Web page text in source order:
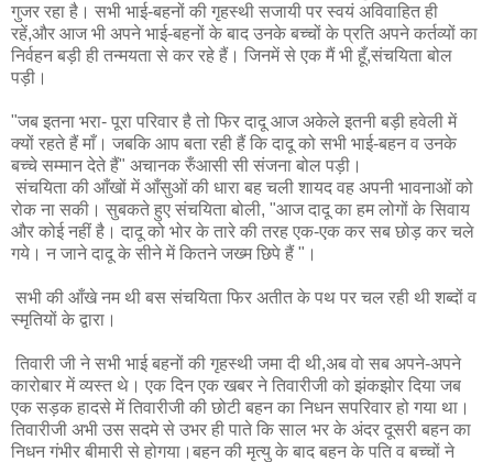
गुजर रहा है। सभी भाई-बहनों की गृहस्थी सजायी पर स्वयं अविवाहित ही
रहें,और आज भी अपने भाई-बहनों के बाद उनके बच्चों के प्रति अपने कर्तव्यों का
निर्वहन बड़ी ही तन्मयता से कर रहे हैं। जिनमें से एक मैं भी हूँ,संचयिता बोल
पड़ी।
"जब इतना भरा- पूरा परिवार है तो फिर दादू आज अकेले इतनी बड़ी हवेली में
क्यों रहते हैं माँ। जबकि आप बता रही हैं कि दादू को सभी भाई-बहन व उनके
बच्चे सम्मान देते हैं" अचानक रुँआसी सी संजना बोल पड़ी।
संचयिता की आँखों में आँसुओं की धारा बह चली शायद वह अपनी भावनाओं को
रोक ना सकी। सुबकते हुए संचयिता बोली, "आज दादू का हम लोगों के सिवाय
और कोई नहीं है। दादू को भोर के तारे की तरह एक-एक कर सब छोड़ कर चले
गये। न जाने दादू के सीने में कितने जख्म छिपे हैं "।
सभी की आँखे नम थी बस संचयिता फिर अतीत के पथ पर चल रही थी शब्दों व
स्मृतियों के द्वारा।
तिवारी जी ने सभी भाई बहनों की गृहस्थी जमा दी थी,अब वो सब अपने-अपने
कारोबार में व्यस्त थे। एक दिन एक खबर ने तिवारीजी को झंकझोर दिया जब
एक सड़क हादसे में तिवारीजी की छोटी बहन का निधन सपरिवार हो गया था।
तिवारीजी अभी उस सदमे से उभर ही पाते कि साल भर के अंदर दूसरी बहन का
निधन गंभीर बीमारी से होगया।बहन की मृत्यु के बाद बहन के पति व बच्चों ने